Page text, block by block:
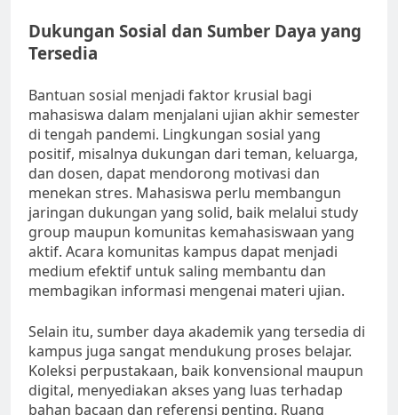
Dukungan Sosial dan Sumber Daya yang
Tersedia
Bantuan sosial menjadi faktor krusial bagi
mahasiswa dalam menjalani ujian akhir semester
di tengah pandemi. Lingkungan sosial yang
positif, misalnya dukungan dari teman, keluarga,
dan dosen, dapat mendorong motivasi dan
menekan stres. Mahasiswa perlu membangun
jaringan dukungan yang solid, baik melalui study
group maupun komunitas kemahasiswaan yang
aktif. Acara komunitas kampus dapat menjadi
medium efektif untuk saling membantu dan
membagikan informasi mengenai materi ujian.
Selain itu, sumber daya akademik yang tersedia di
kampus juga sangat mendukung proses belajar.
Koleksi perpustakaan, baik konvensional maupun
digital, menyediakan akses yang luas terhadap
bahan bacaan dan referensi penting. Ruang